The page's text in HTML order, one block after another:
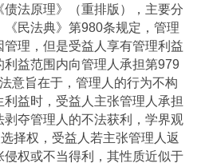
债法原理》（重排版），主要分
民法典》第980条规定，管理
管理，但是受益人享有管理利益
益范围内向管理人承担第979
意旨在于，管理人的行为不构
益时，受益人主张管理人承担
夺管理人的不法获利，学界观
择权，受益人若主张管理人返
权或不当得利，其性质近似于